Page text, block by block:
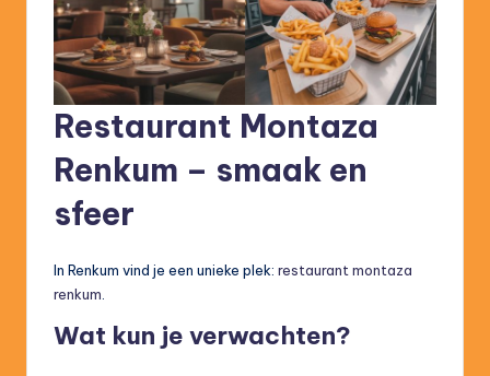
Restaurant Montaza
Renkum – smaak en
sfeer
In Renkum vind je een unieke plek: restaurant montaza
renkum
Wat kun je verwachten?